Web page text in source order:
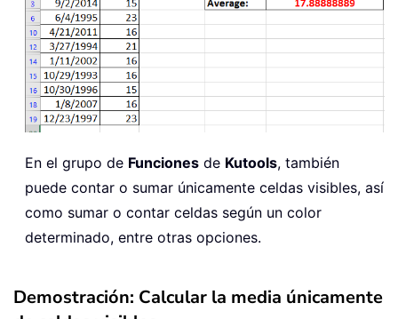
En el grupo de Funciones de Kutools, también
puede contar o sumar únicamente celdas visibles, así
como sumar o contar celdas según un color
determinado, entre otras opciones.
Demostración: Calcular la media únicamente